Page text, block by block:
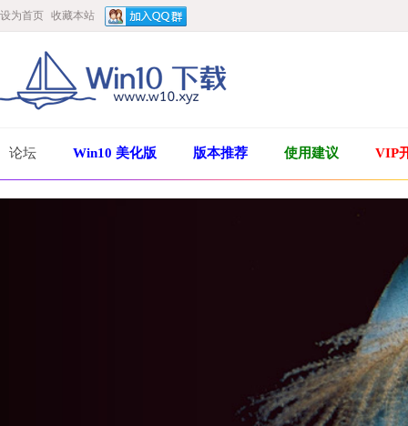
设为首页 收藏本站
论坛 Win10 美化版 版本推荐 使用建议 VIP